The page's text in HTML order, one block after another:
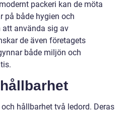
packeri kan de möta
på både hygien och
att använda sig av
de även företagets
både miljön och
hållbarhet två ledord. Deras